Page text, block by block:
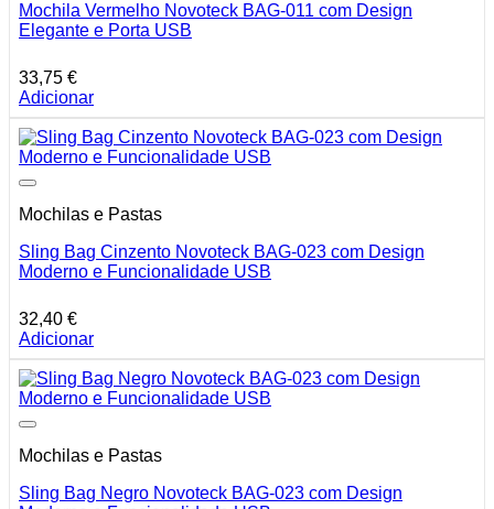
Mochila Vermelho Novoteck BAG-011 com Design
Elegante e Porta USB
33,75 €
Adicionar
Mochilas e Pastas
Sling Bag Cinzento Novoteck BAG-023 com Design
Moderno e Funcionalidade USB
32,40 €
Adicionar
Mochilas e Pastas
Sling Bag Negro Novoteck BAG-023 com Design